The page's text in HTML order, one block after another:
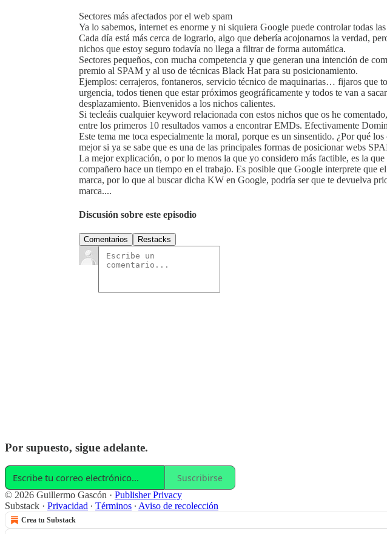
Sectores más afectados por el web spam
Ya lo sabemos, internet es enorme y ni siquiera Google puede controlar todas
Cada día está más cerca de lograrlo, algo que debería acojonarnos la verdad,
nichos que estoy seguro todavía no llega a filtrar de forma automática.
Sectores pequeños, con mucha competencia y que generan una intención de
premio al SPAM y al uso de técnicas Black Hat para su posicionamiento.
Ejemplos: cerrajeros, fontaneros, servicio técnico de maquinarias… fijaros que
urgencia, todos tienen que estar próximos geográficamente y todos te van a
desplazamiento. Bienvenidos a los nichos calientes.
Si tecleáis cualquier keyword relacionada con estos nichos que os he
entre los primeros 10 resultados vamos a encontrar EMDs. Efectivamente
Este tema me toca especialmente la moral, porque es un sinsentido. ¿Por qué
mejor si ya se sabe que es una de las principales formas de posicionar webs
La mejor explicación, o por lo menos la que yo considero más factible, es la que
compañero hace un tiempo en el trabajo. Es posible que Google interprete que
marca, por lo que al buscar dicha KW en Google, podría ser que te devuelva
marca....
Discusión sobre este episodio
Comentarios Restacks
Por supuesto, sigue adelante.
Suscribirse
© 2026 Guillermo Gascón · Publisher Privacy
Substack · Privacidad ∙ Términos ∙ Aviso de recolección
Crea tu Substack